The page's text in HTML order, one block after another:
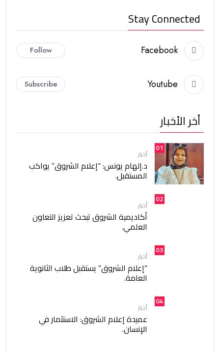
Stay Connected
Facebook
Follow
Youtube
Subscribe
أخر الأخبار
01
أخبار
د.إلهام يونس: “إعلام الشروق” يواكب
المستقبل.
02
أخبار
أكاديمية الشروق تبحث تعزيز التعاون
العلمي.
03
أخبار
“إعلام الشروق” يستقبل طلاب الثانوية
العامة.
04
أخبار
عميدة إعلام الشروق: الاستثمار في
الإنسان.